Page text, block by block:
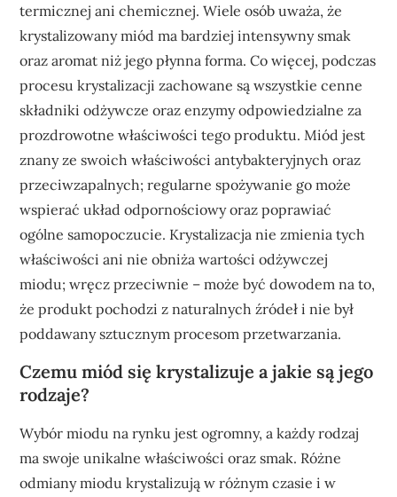
termicznej ani chemicznej. Wiele osób uważa, że
krystalizowany miód ma bardziej intensywny smak
oraz aromat niż jego płynna forma. Co więcej, podczas
procesu krystalizacji zachowane są wszystkie cenne
składniki odżywcze oraz enzymy odpowiedzialne za
prozdrowotne właściwości tego produktu. Miód jest
znany ze swoich właściwości antybakteryjnych oraz
przeciwzapalnych; regularne spożywanie go może
wspierać układ odpornościowy oraz poprawiać
ogólne samopoczucie. Krystalizacja nie zmienia tych
właściwości ani nie obniża wartości odżywczej
miodu; wręcz przeciwnie – może być dowodem na to,
że produkt pochodzi z naturalnych źródeł i nie był
poddawany sztucznym procesom przetwarzania.
Czemu miód się krystalizuje a jakie są jego
rodzaje?
Wybór miodu na rynku jest ogromny, a każdy rodzaj
ma swoje unikalne właściwości oraz smak. Różne
odmiany miodu krystalizują w różnym czasie i w